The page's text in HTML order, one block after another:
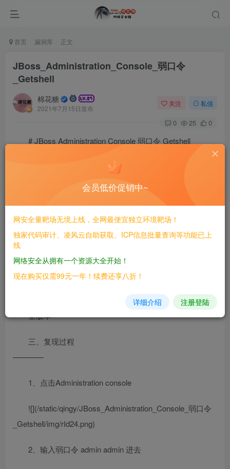
首页 漏洞库 正文
JBoss_Administration_Console_弱口令
_Getshell
棉花糖
2021年7月15日发布
关注 私信
0 25 0
# JBoss Administration Console 弱口令 Getshell
————
Administration Console 存在默认密码 admin admin
我们可以登录到后台部署war包getshell
二、漏洞影响
全版本
三、复现过程
————
1、点击Administration console
![](/static/qingy/JBoss_Administration_Console_弱口令
_Getshell/img/rId24.png)
2、输入弱口令 admin admin 进去
会员低价促销中~
网安全量靶场无境上线，全网最便宜独立环境靶场！
独家代码审计、凌风云自助获取、ICP信息批量查询等功能已上
线
网络安全从拥有一个资源大全开始！
现在购买仅需99元一年！续费还享八折！
详细介绍 注册登陆